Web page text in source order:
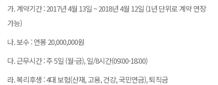
가. 계약기간 : 2017년 4월 13일 ~ 2018년 4월 12일 (1년 단위로 계약 연장
가능)
나. 보수 : 연봉 20,000,000원
다. 근무시간 : 주 5일 (월-금), 일/8시간(09:00-18:00)
라. 복리후생 : 4대 보험(산재, 고용, 건강, 국민연금), 퇴직금